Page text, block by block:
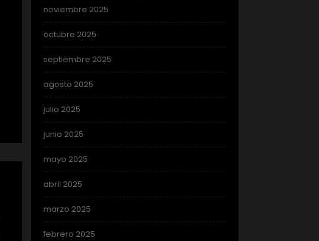
noviembre 2025
octubre 2025
septiembre 2025
agosto 2025
julio 2025
junio 2025
mayo 2025
abril 2025
marzo 2025
febrero 2025